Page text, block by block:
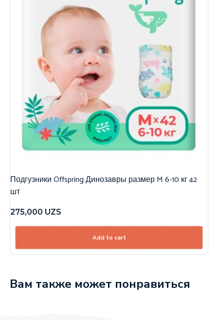
Подгузники Offspring Динозавры размер M 6-10 кг 42
шт
275,000 UZS
Add to cart
Вам также может понравиться